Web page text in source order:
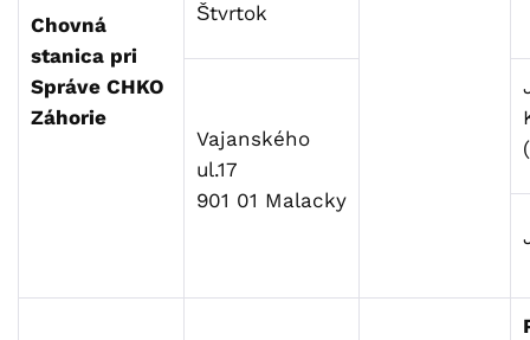
Chovná
stanica pri
Správe CHKO
Záhorie
Štvrtok
Vajanského
ul.17
901 01 Malacky